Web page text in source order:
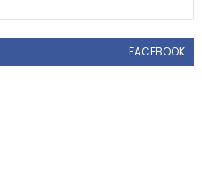
FACEBOOK